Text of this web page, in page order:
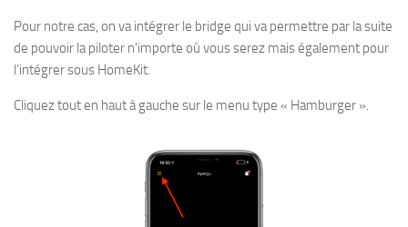
Pour notre cas, on va intégrer le bridge qui va permettre par la suite
de pouvoir la piloter n’importe où vous serez mais également pour
l’intégrer sous HomeKit.
Cliquez tout en haut à gauche sur le menu type « Hamburger ».